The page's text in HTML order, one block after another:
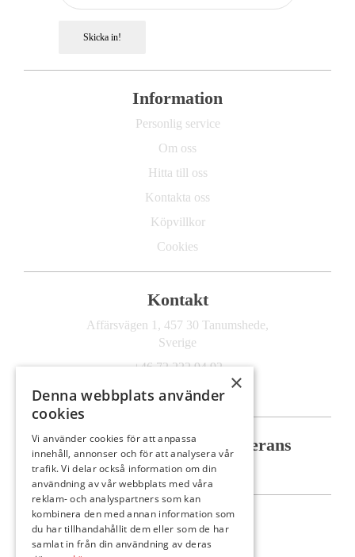
Skicka in!
Information
Personlig service
Om oss
Hitta till oss
Kontakta oss
Köpvillkor
Cookies
Kontakt
Affärsvägen 1, 457 30 Tanumshede,
Sverige
+46 72 222 94 92
info@anncathrines.se
Säker betalningSäker leverans
Följ oss
×
Denna webbplats använder
cookies
Vi använder cookies för att anpassa
innehåll, annonser och för att analysera vår
trafik. Vi delar också information om din
användning av vår webbplats med våra
reklam- och analyspartners som kan
kombinera den med annan information som
du har tillhandahållit dem eller som de har
samlat in från din användning av deras